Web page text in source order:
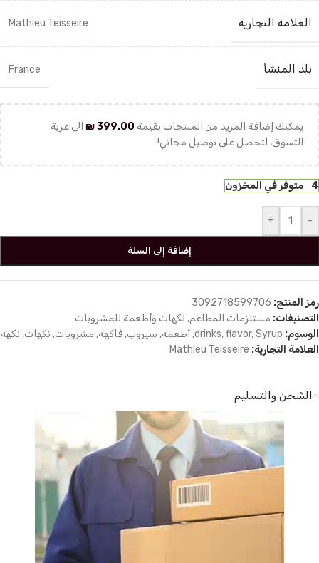
العلامة التجارية Mathieu Teisseire
بلد المنشأ France
يمكنك إضافة المزيد من المنتجات بقيمة ₪399.00
الى عربة
التسوق، لتحصل على توصيل مجاني!
4 متوفر في المخزون
-
+
إضافة إلى السلة
رمز المنتج: 3092718599706
التصنيفات: مستلزمات المطاعم, نكهات وأطعمة للمشروبات
الوسوم:
drinks,flavor,Syrup
, أطعمة, سيروب, فاكهة, مشروبات, نكهات, نكهة
العلامة التجارية: Mathieu Teisseire
الشحن والتسليم